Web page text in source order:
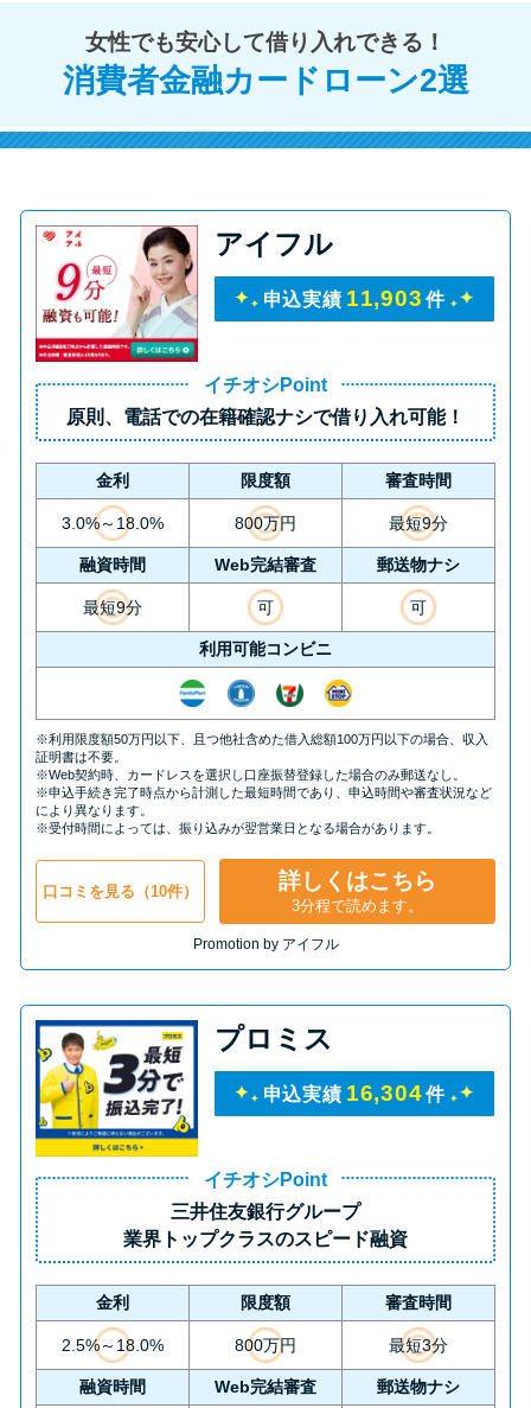
年収が低い＆他社借入があると
を分析
みずほ銀行カードローンの問い
合わせ先とシーン別の問い合わ
せ方法
女性でも安心して借り入れできる！
消費者金融カードローン2選
アイフル
申込実績 11,903 件
イチオシPoint
原則、 電話での在籍確認ナシで借り入れ可能！
金利 限度額 審査時間
3.0%～18.0% 800万円 最短9分
融資時間 Web完結審査 郵送物ナシ
最短9分 可 可
利用可能コンビニ
※利用限度額50万円以下、且つ他社含めた借入総額100万円以下の場合、収入
証明書は不要。
※Web契約時、カードレスを選択し口座振替登録した場合のみ郵送なし。
※申込手続き完了時点から計測した最短時間であり、申込時間や審査状況など
により異なります。
※受付時間によっては、振り込みが翌営業日となる場合があります。
口コミを見る（10件） 詳しくはこちら
3分程で読めます。
Promotion by アイフル
プロミス
申込実績 16,304 件
イチオシPoint
三井住友銀行グループ
業界トップクラスのスピード融資
金利 限度額 審査時間
2.5%～18.0% 800万円 最短3分
融資時間 Web完結審査 郵送物ナシ